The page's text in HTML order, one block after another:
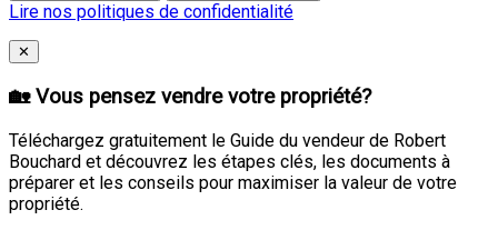
Lire nos politiques de confidentialité
Close
✕
🏡 Vous pensez vendre votre propriété?
Téléchargez gratuitement le Guide du vendeur de Robert
Bouchard et découvrez les étapes clés, les documents à
préparer et les conseils pour maximiser la valeur de votre
propriété.